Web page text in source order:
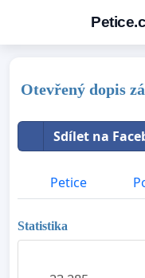
Otevřený dopis
Sdílet na
Petice
Statistika